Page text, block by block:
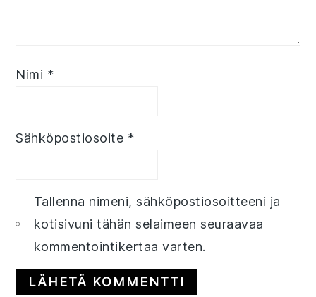
Nimi *
Sähköpostiosoite *
Tallenna nimeni, sähköpostiosoitteeni ja
kotisivuni tähän selaimeen seuraavaa
kommentointikertaa varten.